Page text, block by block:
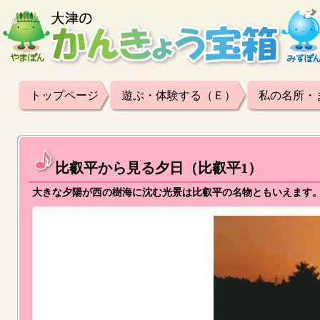
トップページ 遊ぶ・体験する（Ｅ） 私の名所・
比叡平から見る夕日（比叡平1）
大きな夕陽が西の樹海に沈む光景は比叡平の名物ともいえます